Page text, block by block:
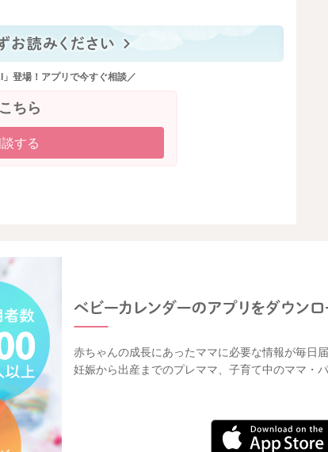
登場！アプリで今すぐ相談／
ちら
する
赤ちゃんの成長にあったママに必要な情報が毎日届
妊娠から出産までのプレママ、子育て中のママ・